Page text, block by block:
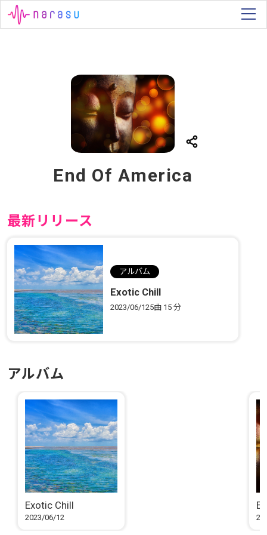
End Of America
最新リリース
アルバム
Exotic Chill
2023/06/125曲 15 分
アルバム
Exotic Chill
2023/06/12